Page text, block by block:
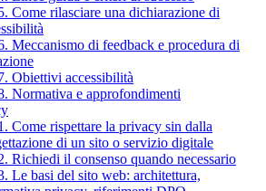
Come rilasciare una dichiarazione di
Meccanismo di feedback e procedura di
Obiettivi accessibilità
Normativa e approfondimenti
Come rispettare la privacy sin dalla
di un sito o servizio digitale
Richiedi il consenso quando necessario
Le basi del sito web: architettura,